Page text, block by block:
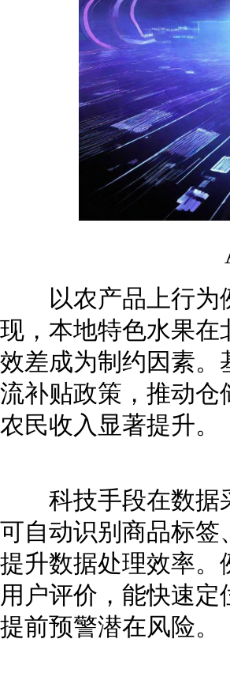
以农产品上行为例
现，本地特色水果在
效差成为制约因素。
流补贴政策，推动仓
农民收入显著提升。
科技手段在数据采
可自动识别商品标签
提升数据处理效率。
用户评价，能快速
提前预警潜在风险。